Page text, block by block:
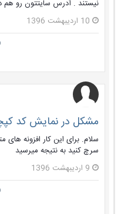
نیستند . آدرس سایتتون رو هم
10 اردیبهشت 1396
مشکل در نمایش کد
سلام. برای این کار افزونه
سرچ کنید به نتیجه میرسید
9 اردیبهشت 1396